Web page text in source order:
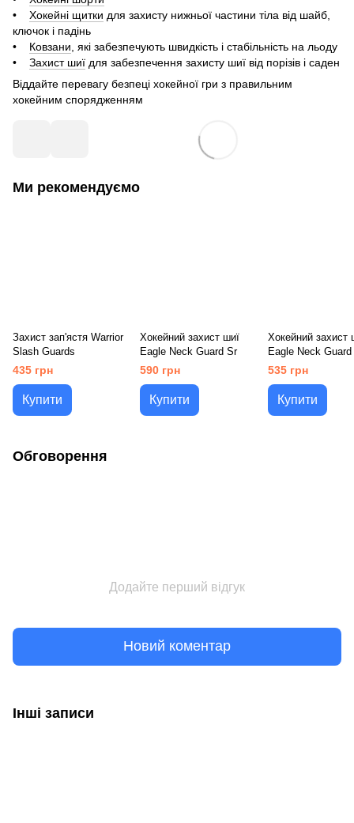
• Хокейні щитки для захисту нижньої частини тіла від шайб,
ключок і падінь
• Ковзани, які забезпечують швидкість і стабільність на льоду
• Захист шиї для забезпечення захисту шиї від порізів і саден
Віддайте перевагу безпеці хокейної гри з правильним
хокейним спорядженням
Ми рекомендуємо
Захист зап'ястя Warrior
Slash Guards
435 грн
Купити
Хокейний захист шиї
Eagle Neck Guard Sr
590 грн
Купити
Хокейний захист
Eagle Neck Guard
535 грн
Купити
Обговорення
Додайте перший відгук
Новий коментар
Інші записи